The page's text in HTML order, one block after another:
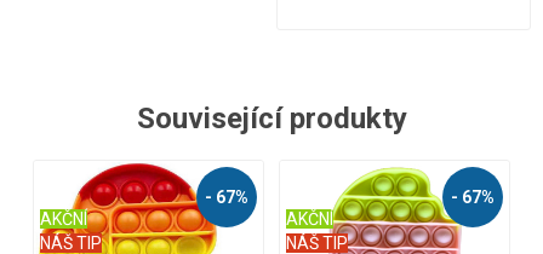
Související produkty
- 54%
NÁŠ TIP
AKČNÍ
- 74%
NÁŠ TIP
AKČNÍ